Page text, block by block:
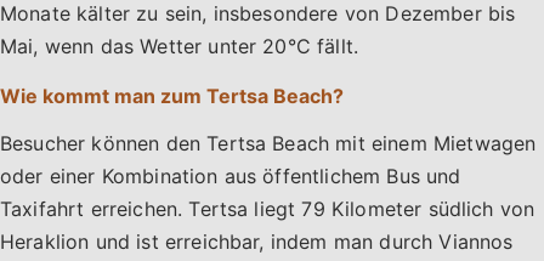
Monate kälter zu sein, insbesondere von Dezember bis
Mai, wenn das Wetter unter 20°C fällt.
Wie kommt man zum Tertsa Beach?
Besucher können den Tertsa Beach mit einem Mietwagen
oder einer Kombination aus öffentlichem Bus und
Taxifahrt erreichen. Tertsa liegt 79 Kilometer südlich von
Heraklion und ist erreichbar, indem man durch Viannos